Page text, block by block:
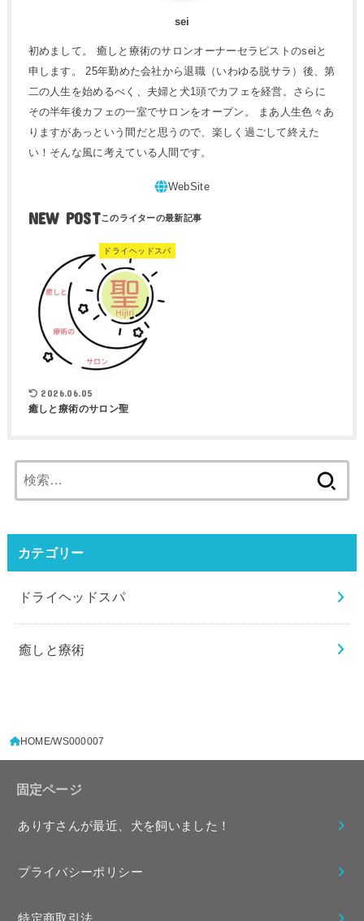
sei
初めまして。 癒しと療術のサロンオーナーセラピストのseiと
申します。 25年勤めた会社から退職（いわゆる脱サラ）後、第
二の人生を始めるべく、夫婦と犬1頭でカフェを経営。さらに
その半年後カフェの一室でサロンをオープン。 まあ人生色々あ
りますがあっという間だと思うので、楽しく過ごして終えた
い！そんな風に考えている人間です。
NEW POST
ドライヘッドスパ
2026.06.05
癒しと療術のサロン聖
索:
カテゴリー
ドライヘッドスパ
癒しと療術
HOME WS000007
固定ページ
ありすさんが最近、犬を飼いました！
プライバシーポリシー